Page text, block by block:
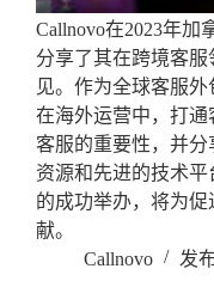
Callnovo在2023年加
分享了其在跨境客
见。作为全球客服外
在海外运营中，打
客服的重要性，并
资源和先进的技术平
的成功举办，将为
献。
Callnovo